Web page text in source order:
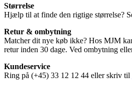
Størrelse
Hjælp til at finde den rigtige størrelse?
Retur & ombytning
Matcher dit nye køb ikke? Hos MJM
retur inden 30 dage. Ved ombytning
Kundeservice
Ring på (+45) 33 12 12 44 eller skriv til